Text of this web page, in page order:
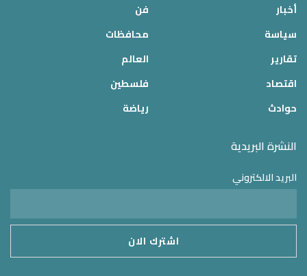
أخبار
سياسة
تقارير
اقتصاد
حوادث
فن
محافظات
العالم
فلسطين
رياضة
النشرة البريدية
البريد الالكتروني